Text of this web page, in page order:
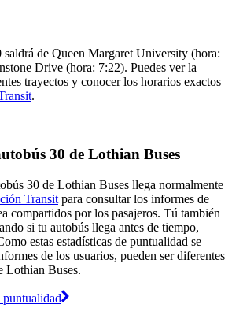
saldrá de Queen Margaret University (hora:
Drive (hora: 7:22). Puedes ver la
trayectos y conocer los horarios exactos
.
30 de Lothian Buses
30 de Lothian Buses llega normalmente
Transit para consultar los informes de
compartidos por los pasajeros. Tú también
si tu autobús llega antes de tiempo,
estas estadísticas de puntualidad se
de los usuarios, pueden ser diferentes
Lothian Buses.